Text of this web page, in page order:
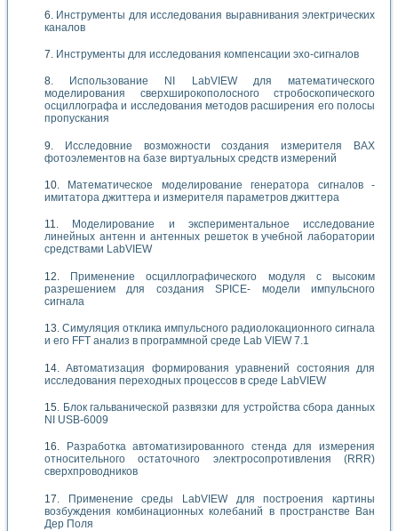
Инструменты для исследования выравнивания электрических
каналов
Инструменты для исследования компенсации эхо-сигналов
Использование NI LabVIEW для математического
моделирования сверхширокополосного стробоскопического
осциллографа и исследования методов расширения его полосы
пропускания
Исследовние возможности создания измерителя ВАХ
фотоэлементов на базе виртуальных средств измерений
Математическое моделирование генератора сигналов -
имитатора джиттера и измерителя параметров джиттера
Моделирование и экспериментальное исследование
линейных антенн и антенных решеток в учебной лаборатории
средствами LabVIEW
Применение осциллографического модуля с высоким
разрешением для создания SPICE- модели импульсного
сигнала
Симуляция отклика импульсного радиолокационного сигнала
и его FFT анализ в программной среде Lab VIEW 7.1
Автоматизация формирования уравнений состояния для
исследования переходных процессов в среде LabVIEW
Блок гальванической развязки для устройства сбора данных
NI USB-6009
Разработка автоматизированного стенда для измерения
относительного остаточного электросопротивления (RRR)
сверхпроводников
Применение среды LabVIEW для построения картины
возбуждения комбинационных колебаний в пространстве Ван
Дер Поля